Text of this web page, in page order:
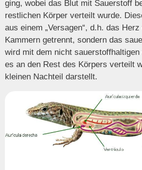
ging, wobei das Blut mit Sauerstoff
restlichen Körper verteilt wurde.
aus einem „Versagen“, d.h. das
Kammern getrennt, sondern das
wird mit dem nicht
es an den Rest des Körpers verteilt
kleinen Nachteil darstellt.